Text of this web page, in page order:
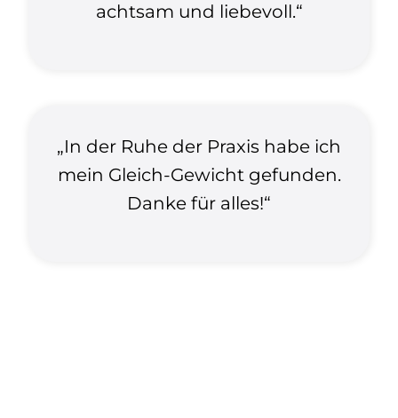
achtsam und liebevoll.“
„In der Ruhe der Praxis habe ich
mein Gleich-Gewicht gefunden.
Danke für alles!“